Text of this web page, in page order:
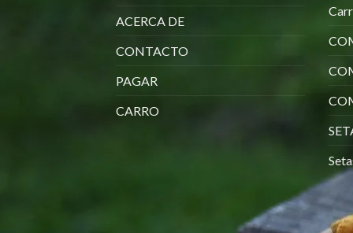
ACERCA DE
CONTACTO
PAGAR
CARRO